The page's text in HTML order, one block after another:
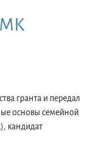
гранта и передал
основы семейной
кандидат